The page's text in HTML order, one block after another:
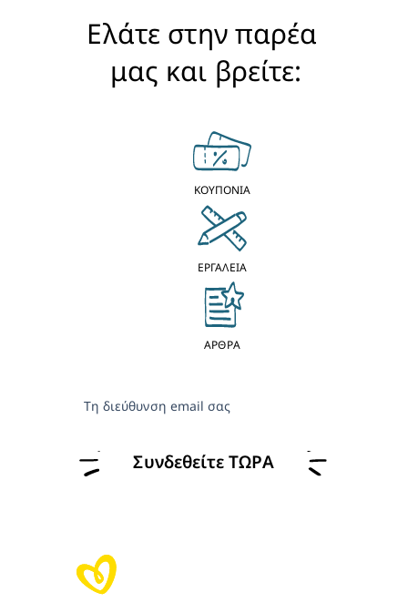
Ελάτε στην παρέα
μας και βρείτε:
ΚΟΥΠΟΝΙΑ
ΕΡΓΑΛΕΙΑ
ΑΡΘΡΑ
Τη διεύθυνση email σας
Συνδεθείτε ΤΩΡΑ